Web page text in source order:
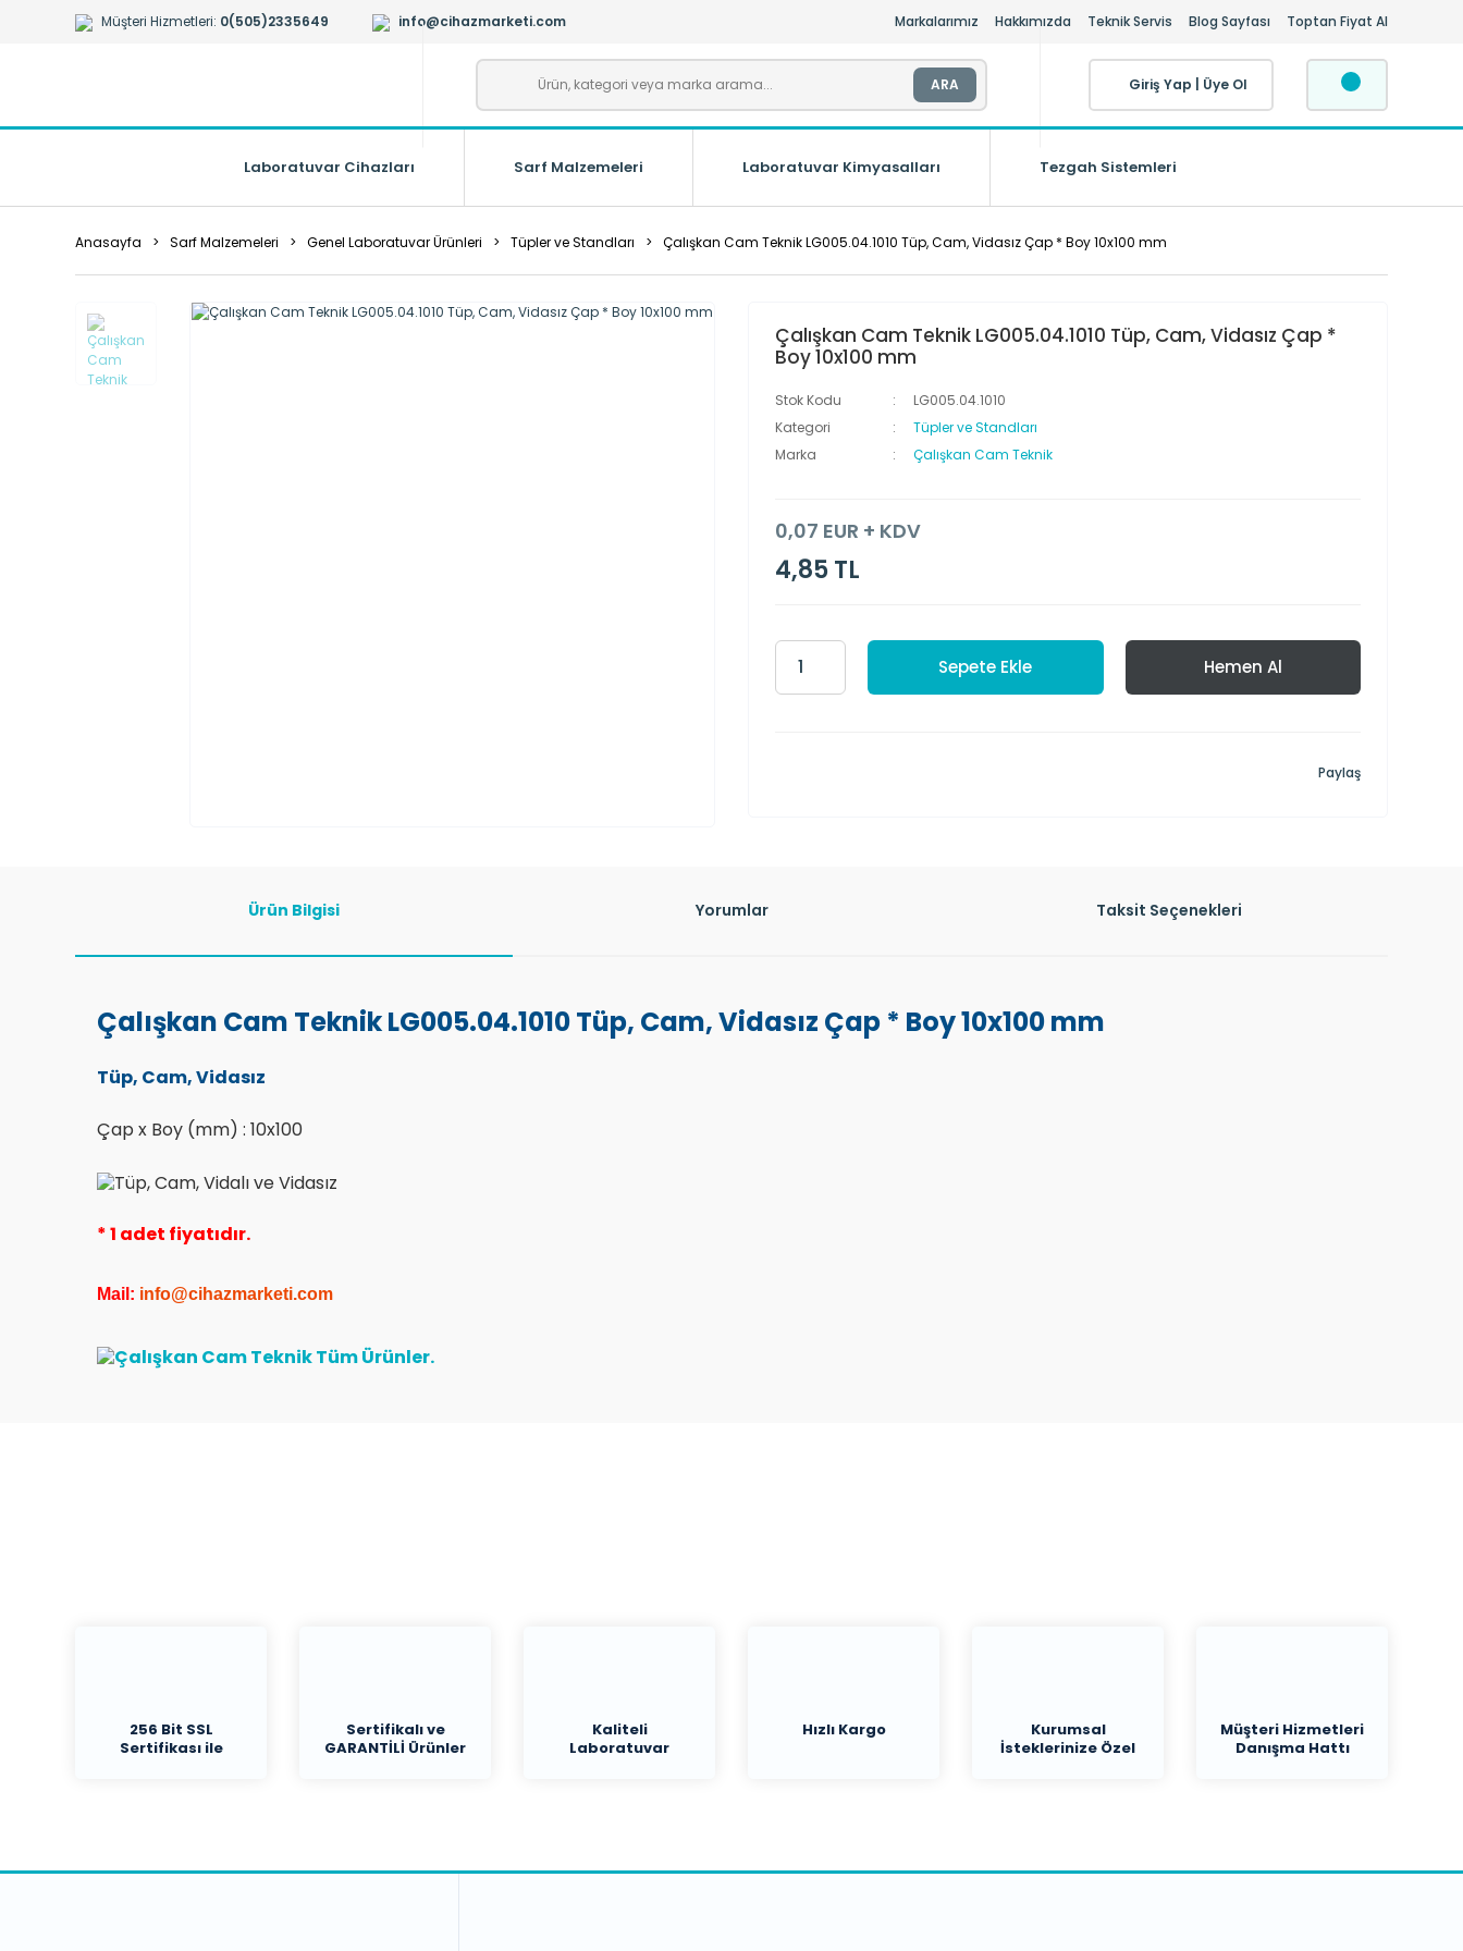
Müşteri Hizmetleri: 0(505)2335649 info@cihazmarketi.com Markalarımız Hakkımızda Teknik Servis Blog Sayfası Toptan Fiyat Al
ARA Giriş Yap Üye Ol
Laboratuvar Cihazları Sarf Malzemeleri Laboratuvar Kimyasalları Tezgah Sistemleri
Anasayfa Sarf Malzemeleri Genel Laboratuvar Ürünleri Tüpler ve Standları Çalışkan Cam Teknik LG005.04.1010 Tüp, Cam, Vidasız Çap * Boy 10x100 mm
Çalışkan Cam Teknik LG005.04.1010 Tüp, Cam, Vidasız Çap *
Boy 10x100 mm
Stok Kodu
LG005.04.1010
Kategori
Tüpler ve Standları
Marka
Çalışkan Cam Teknik
0,07 EUR + KDV
4,85 TL
Sepete Ekle Hemen Al
Paylaş
Ürün Bilgisi Yorumlar Taksit Seçenekleri
Çalışkan Cam Teknik LG005.04.1010 Tüp, Cam, Vidasız Çap * Boy 10x100 mm
Tüp, Cam, Vidasız
Çap x Boy (mm) : 10x100
* 1 adet fiyatıdır.
Mail: info@cihazmarketi.com
256 Bit SSL
Sertifikası ile
Sertifikalı ve
GARANTİLİ Ürünler
Kaliteli
Laboratuvar
Hızlı Kargo
Kurumsal
İsteklerinize Özel
Müşteri Hizmetleri
Danışma Hattı